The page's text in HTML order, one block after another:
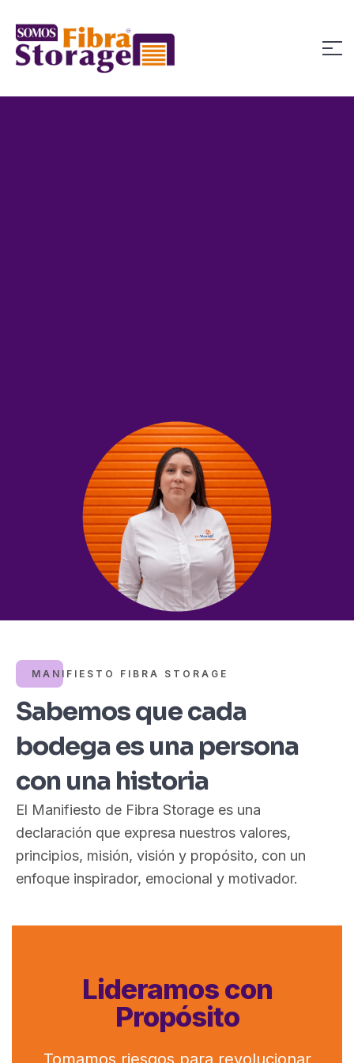
Sabemos que cada
bodega es una persona
con una historia
MANIFIESTO FIBRA STORAGE
El Manifiesto de Fibra Storage es una
declaración que expresa nuestros valores,
principios, misión, visión y propósito, con un
enfoque inspirador, emocional y motivador.
Lideramos con
Propósito
Tomamos riesgos para revolucionar
Inspiramos proyectos
y expandimos ideas
Responsabilidad en nuestras